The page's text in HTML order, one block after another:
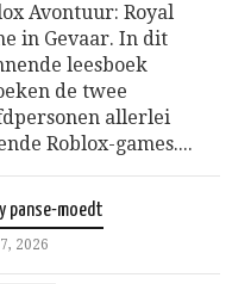
Avontuur: Royal
in Gevaar. In dit
leesboek
de twee
allerlei
Roblox-games....
panse-moedt
2026